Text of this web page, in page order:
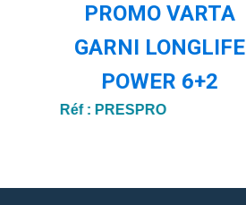
PROMO VARTA
GARNI LONGLIFE
POWER 6+2
Réf : PRESPRO